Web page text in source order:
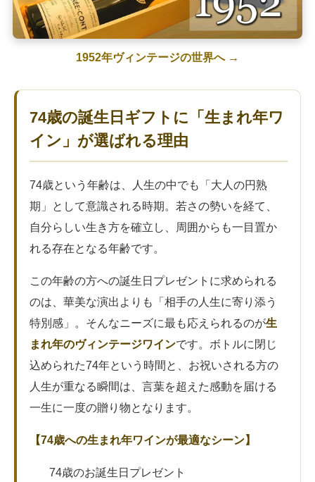
1952年ヴィンテージの世界へ →
74歳の誕生日ギフトに「生まれ年ワ
イン」が選ばれる理由
74歳という年齢は、人生の中でも「大人の円熟
期」として意識される時期。若さの勢いを経て、
自分らしい生き方を確立し、周囲からも一目置か
れる存在となる年齢です。
この年齢の方への誕生日プレゼントに求められる
のは、華美な演出よりも「相手の人生に寄り添う
特別感」。そんなニーズに最も応えられるのが生
まれ年のヴィンテージワインです。ボトルに閉じ
込められた74年という時間と、お祝いされる方の
人生が重なる瞬間は、言葉を超えた感動を届ける
一生に一度の贈り物となります。
【74歳への生まれ年ワインが最適なシーン】
74歳のお誕生日プレゼント